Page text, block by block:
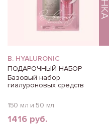
B. HYALURONIC
ПОДАРОЧНЫЙ НАБОР
Базовый набор
гиалуроновых средств
150 мл и 50 мл
1416 руб.